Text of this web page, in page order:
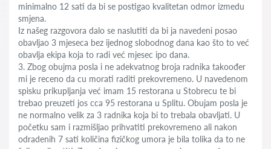
minimalno 12 sati da bi se postigao kvalitetan odmor izmedu
smjena.
Iz našeg razgovora dalo se naslutiti da bi ja navedeni posao
obavljao 3 mjeseca bez ijednog slobodnog dana kao što to već
obavlja ekipa koja to radi već mjesec ipo dana.
3. Zbog obujma posla i ne adekvatnog broja radnika takoođer
mi je receno da cu morati raditi prekovremeno. U navedenom
spisku prikupljanja već imam 15 restorana u Stobrecu te bi
trebao preuzeti jos cca 95 restorana u Splitu. Obujam posla je
ne normalno velik za 3 radnika koja bi to trebala obavljati. U
početku sam i razmišljao prihvatiti prekovremeno ali nakon
odradenih 7 sati količina fizičkog umora je bila tolika da to ne